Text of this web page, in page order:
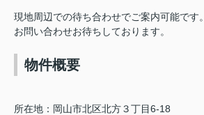
現地周辺での待ち合わせでご案内可能です。
お問い合わせお待ちしております。
物件概要
所在地：岡山市北区北方３丁目6-18